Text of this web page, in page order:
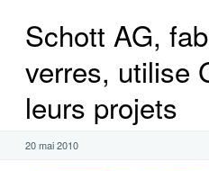
Schott AG,
verres, utilise
leurs projets
20 mai 2010